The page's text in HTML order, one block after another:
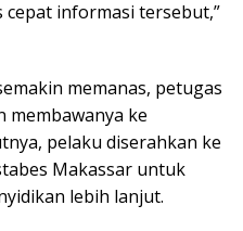
informasi tersebut,”
memanas, petugas
membawanya ke
pelaku diserahkan ke
Makassar untuk
lebih lanjut.